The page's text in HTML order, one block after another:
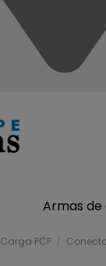
Armas de
Carga PCP